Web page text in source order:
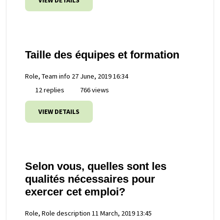
Taille des équipes et formation
Role, Team info 27 June, 2019 16:34
12 replies
766 views
VIEW DETAILS
Selon vous, quelles sont les
qualités nécessaires pour
exercer cet emploi?
Role, Role description 11 March, 2019 13:45